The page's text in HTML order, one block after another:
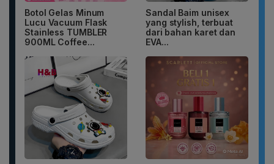
Botol Gelas Minum
Lucu Vacuum Flask
Stainless TUMBLER
900ML Coffee...
Sandal Baim unisex
yang stylish, terbuat
dari bahan karet dan
EVA...